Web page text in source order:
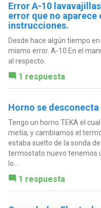
Error A-10 lavavajillas
error que no aparece
instrucciones.
Desde hace algún tiempo
mismo error. A-10 En el
al respecto.
1 respuesta
Horno se
Tengo un horno TEKA el
metía, y cambiamos el
estaba suelto de la sonda
termostato nuevo tenemos
lo...
1 respuesta